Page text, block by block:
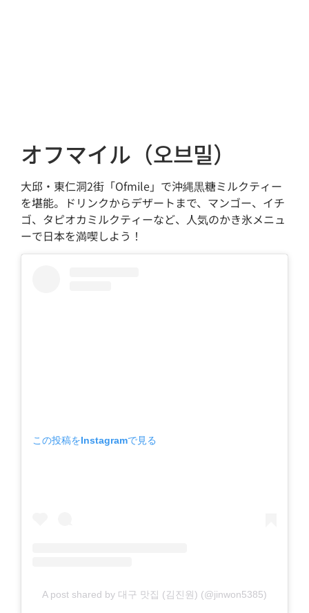
オフマイル（오브밀）
大邱・東仁洞2街「Ofmile」で沖縄黒糖ミルクティー
を堪能。ドリンクからデザートまで、マンゴー、イチ
ゴ、タピオカミルクティーなど、人気のかき氷メニュ
ーで日本を満喫しよう！
この投稿をInstagramで見る
A post shared by 대구 맛집 (김진원) (@jinwon5385)